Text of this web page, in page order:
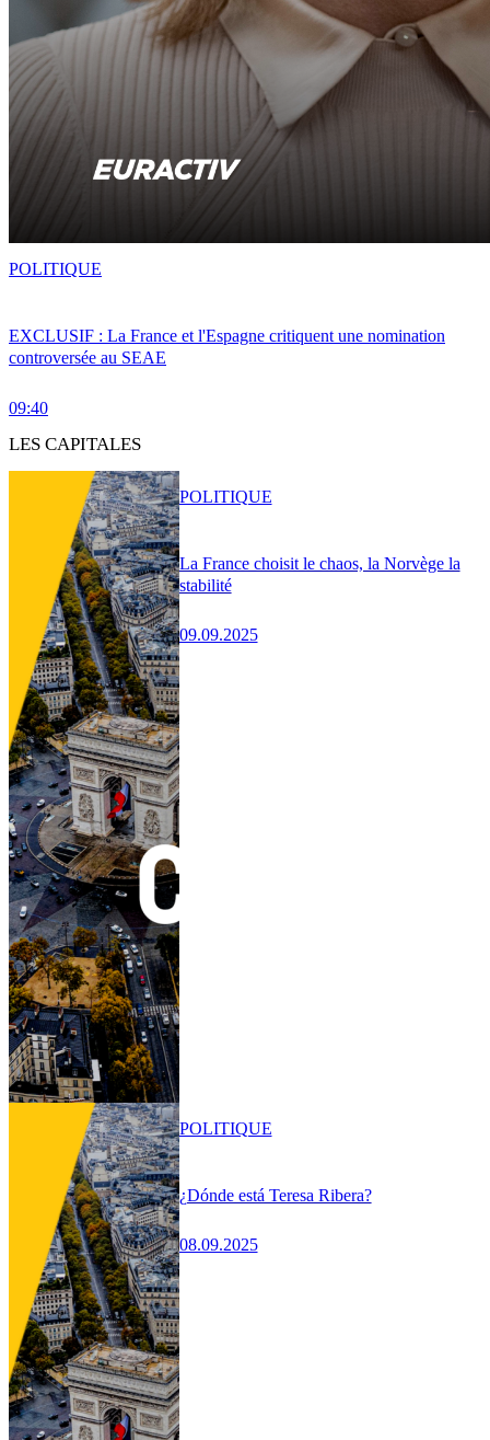
EXCLUSIF : La France et l'Espagne critiquent une nomination
controversée au SEAE
09:40
POLITIQUE
LES CAPITALES
La France choisit le chaos, la Norvège la
stabilité
09.09.2025
POLITIQUE
¿Dónde está Teresa Ribera?
08.09.2025
POLITIQUE